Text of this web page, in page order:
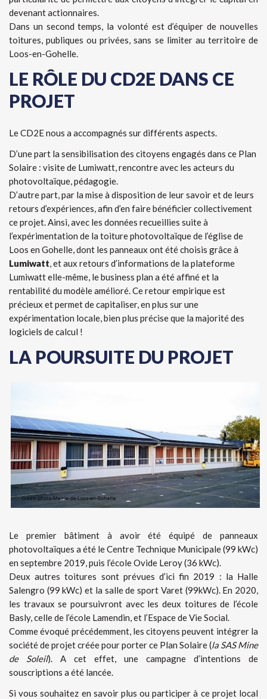
devenant actionnaires.
Dans un second temps, la volonté est d’équiper de nouvelles
toitures, publiques ou privées, sans se limiter au territoire de
Loos-en-Gohelle.
LE RÔLE DU CD2E DANS CE
PROJET
Le CD2E nous a accompagnés sur différents aspects.
D’une part la sensibilisation des citoyens engagés dans ce Plan
Solaire : visite de Lumiwatt, rencontre avec les acteurs du
photovoltaïque, pédagogie.
D’autre part, par la mise à disposition de leur savoir et de leurs
retours d’expériences, afin d’en faire bénéficier collectivement
ce projet. Ainsi, avec les données recueillies suite à
l’expérimentation de la toiture photovoltaïque de l’église de
Loos en Gohelle, dont les panneaux ont été choisis grâce à
Lumiwatt, et aux retours d’informations de la plateforme
Lumiwatt elle-même, le business plan a été affiné et la
rentabilité du modèle amélioré. Ce retour empirique est
précieux et permet de capitaliser, en plus sur une
expérimentation locale, bien plus précise que la majorité des
logiciels de calcul !
LA POURSUITE DU PROJET
Le premier bâtiment à avoir été équipé de panneaux
photovoltaïques a été le Centre Technique Municipale (99 kWc)
en septembre 2019, puis l’école Ovide Leroy (36 kWc).
Deux autres toitures sont prévues d’ici fin 2019 : la Halle
Salengro (99 kWc) et la salle de sport Varet (99kWc). En 2020,
les travaux se poursuivront avec les deux toitures de l’école
Basly, celle de l’école Lamendin, et l’Espace de Vie Social.
Comme évoqué précédemment, les citoyens peuvent intégrer la
société de projet créée pour porter ce Plan Solaire (la SAS Mine
de Soleil). A cet effet, une campagne d’intentions de
souscriptions a été lancée.
Si vous souhaitez en savoir plus ou participer à ce projet local